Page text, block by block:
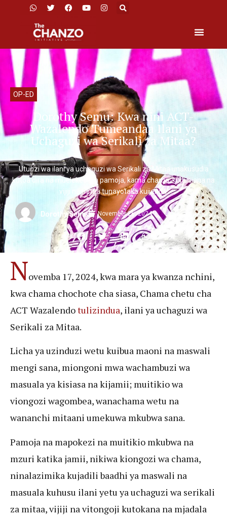
OP-ED
Dorothy Semu: Kwa nini ACT-
Wazalendo Tumeandaa Ilani ya
Uchaguzi wa Serikali za Mitaa?
Utunzi wa ilani ya uchaguzi wa Serikali za Mitaa unakusudia
kutoa dira na muelekeo wa pamoja, kama chama, kuhusiana na
vijiji na mitaa tunayotaka kuijenga.
Dorothy Semu November 26, 2024
Novemba 17, 2024, kwa mara ya kwanza nchini,
kwa chama chochote cha siasa, Chama chetu cha
ACT Wazalendotulizindua, ilani ya uchaguzi wa
Serikali za Mitaa.
Licha ya uzinduzi wetu kuibua maoni na maswali
mengi sana, miongoni mwa wachambuzi wa
masuala ya kisiasa na kijamii; muitikio wa
viongozi wagombea, wanachama wetu na
wananchi mitaani umekuwa mkubwa sana.
Pamoja na mapokezi na muitikio mkubwa na
mzuri katika jamii, nikiwa kiongozi wa chama,
ninalazimika kujadili baadhi ya maswali na
masuala kuhusu ilani yetu ya uchaguzi wa serikali
za mitaa, vijiji na vitongoji kutokana na mjadala